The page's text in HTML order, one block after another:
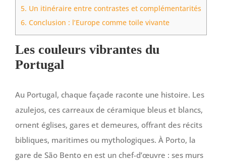
5. Un itinéraire entre contrastes et complémentarités
6. Conclusion : l’Europe comme toile vivante
Les couleurs vibrantes du
Portugal
Au Portugal, chaque façade raconte une histoire. Les
azulejos, ces carreaux de céramique bleus et blancs,
ornent églises, gares et demeures, offrant des récits
bibliques, maritimes ou mythologiques. À Porto, la
gare de São Bento en est un chef-d’œuvre : ses murs